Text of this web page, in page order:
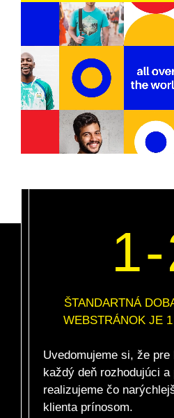
ŠTANDARTNÁ
WEBSTRÁNOK JE
Uvedomujeme si, že
každý deň rozhodujúci
realizujeme čo
klienta prínosom.